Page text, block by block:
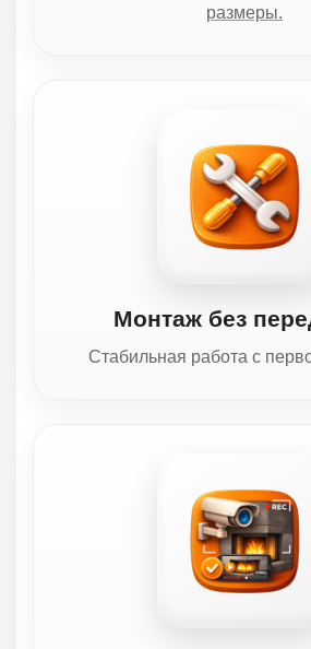
размеры.
Монтаж без
Стабильная работа с